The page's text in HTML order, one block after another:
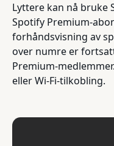
Lyttere kan nå bruke
Spotify Premium-
forhåndsvisning av
over numre er
Premium-
eller Wi-Fi-tilkobling.